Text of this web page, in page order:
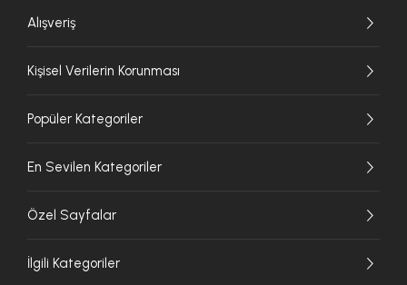
Alışveriş
Kişisel Verilerin Korunması
Popüler Kategoriler
En Sevilen Kategoriler
Özel Sayfalar
İlgili Kategoriler